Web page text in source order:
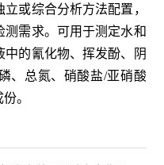
或综合分析方法配置，
需求。可用于测定水和
的氰化物、挥发酚、阴
、总氮、硝酸盐/亚硝酸
。